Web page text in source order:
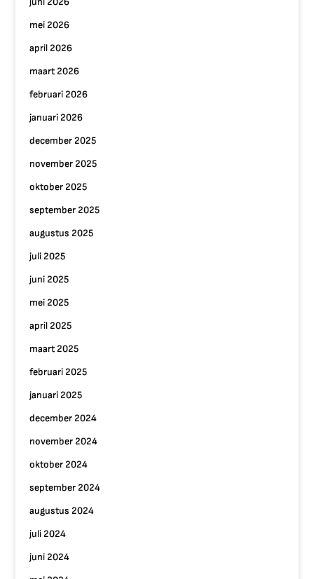
mei 2026
april 2026
maart 2026
februari 2026
januari 2026
december 2025
november 2025
oktober 2025
september 2025
augustus 2025
juli 2025
juni 2025
mei 2025
april 2025
maart 2025
februari 2025
januari 2025
december 2024
november 2024
oktober 2024
september 2024
augustus 2024
juli 2024
juni 2024